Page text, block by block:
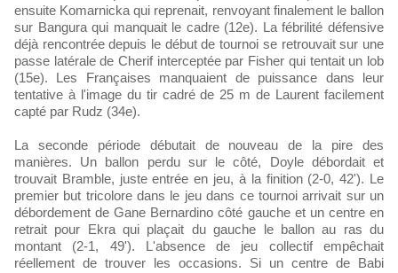
ensuite Komarnicka qui reprenait, renvoyant finalement le ballon
sur Bangura qui manquait le cadre (12e). La fébrilité défensive
déjà rencontrée depuis le début de tournoi se retrouvait sur une
passe latérale de Cherif interceptée par Fisher qui tentait un lob
(15e). Les Françaises manquaient de puissance dans leur
tentative à l'image du tir cadré de 25 m de Laurent facilement
capté par Rudz (34e).
La seconde période débutait de nouveau de la pire des
manières. Un ballon perdu sur le côté, Doyle débordait et
trouvait Bramble, juste entrée en jeu, à la finition (2-0, 42'). Le
premier but tricolore dans le jeu dans ce tournoi arrivait sur un
débordement de Gane Bernardino côté gauche et un centre en
retrait pour Ekra qui plaçait du gauche le ballon au ras du
montant (2-1, 49'). L'absence de jeu collectif empêchait
réellement de trouver les occasions. Si un centre de Babi